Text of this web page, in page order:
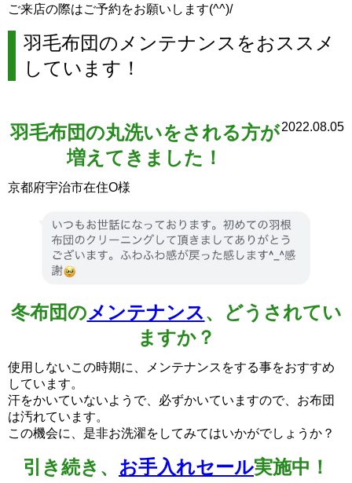
ご来店の際はご予約をお願いします(^^)/
羽毛布団のメンテナンスをおススメ
しています！
2022.08.05
羽毛布団の丸洗いをされる方が
増えてきました！
京都府宇治市在住O様
冬布団のメンテナンス、どうされてい
ますか？
使用しないこの時期に、メンテナンスをする事をおすすめ
しています。
汗をかいていないようで、必ずかいていますので、お布団
は汚れています。
この機会に、是非お洗濯をしてみてはいかがでしょうか？
引き続き、 お手入れセール実施中！